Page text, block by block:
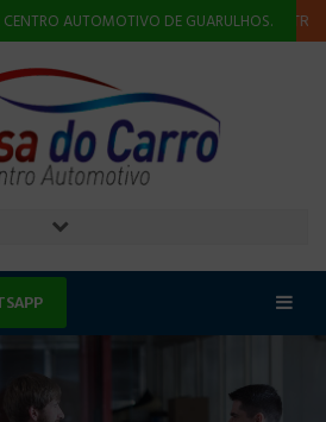
AUTOMOTIVO DE GUARULHOS.
INJEÇÃO ELETRÔNICA